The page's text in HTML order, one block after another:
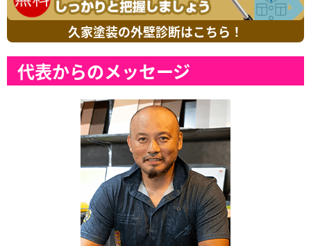
久家塗装の外壁診断はこちら！
代表からのメッセージ